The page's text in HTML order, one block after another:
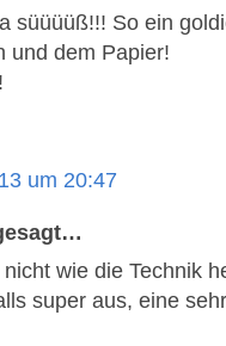
süüüüß!!! So ein
und dem Papier!
um 20:47
wie die Technik
super aus, eine